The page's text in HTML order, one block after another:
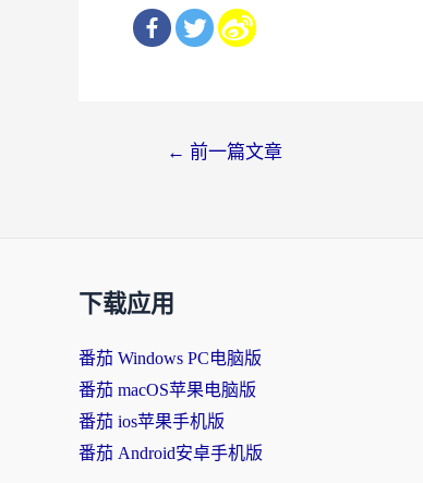
← 前一篇文章
下载应用
番茄 Windows PC电脑版
番茄 macOS苹果电脑版
番茄 ios苹果手机版
番茄 Android安卓手机版